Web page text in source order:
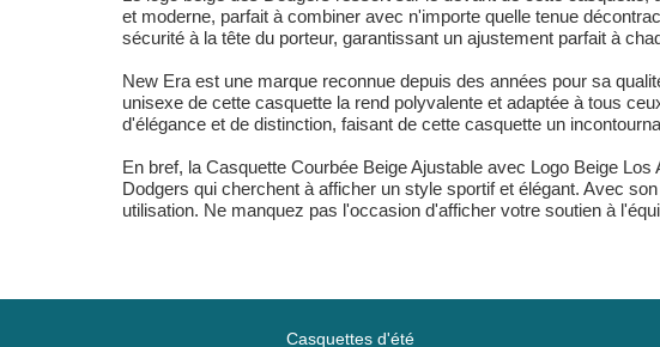
et moderne, parfait à combiner avec n'importe quelle tenue
sécurité à la tête du porteur, garantissant un ajustement parfait à
New Era est une marque reconnue depuis des années pour sa
unisexe de cette casquette la rend polyvalente et adaptée à tous
d'élégance et de distinction, faisant de cette casquette un
En bref, la Casquette Courbée Beige Ajustable avec Logo Beige
Dodgers qui cherchent à afficher un style sportif et élégant. Avec
utilisation. Ne manquez pas l'occasion d'afficher votre soutien à
Casquettes d'été